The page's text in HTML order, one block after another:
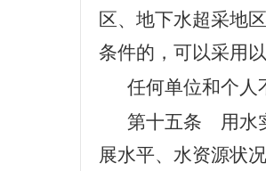
区、地下水超采地
条件的，可以采用
任何单位和个人
第十五条 用水
展水平、水资源状